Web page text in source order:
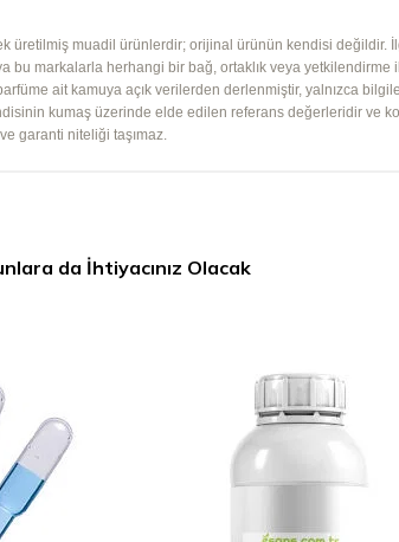
üretilmiş muadil ürünlerdir; orijinal ürünün kendisi değildir.
markalarla herhangi bir bağ, ortaklık veya yetkilendirme
ait kamuya açık verilerden derlenmiştir, yalnızca
kumaş üzerinde elde edilen referans değerleridir ve
garanti niteliği taşımaz.
da İhtiyacınız Olacak